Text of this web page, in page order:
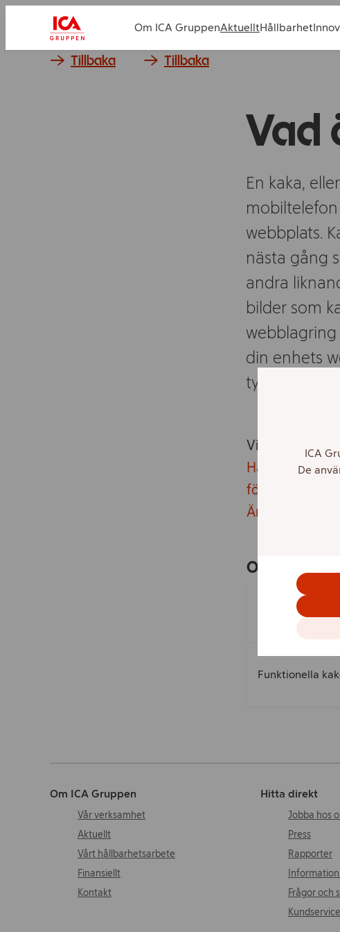
Om ICA GruppenAktuelltHållbarhet
Tillbaka Tillbaka
Vad
En kaka,
webbplats.
nästa gång
andra
bilder som
din enhets
typer av
Vissa kakor
Här hittar du
för vilka syften ›
Ändra dina
Olika typer
Nödvändiga
Funktionella
Om ICA Gruppen
Vår verksamhet
Aktuellt
Vårt hållbarhetsarbete
Finansiellt
Kontakt
Hitta direkt
Jobba hos
Press
Rapporter
Frågor och
Kundservice
ICA
De